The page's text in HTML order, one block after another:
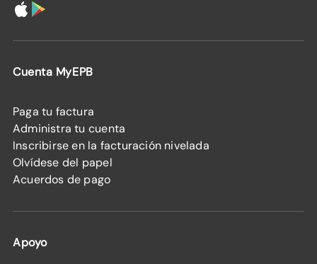
Cuenta MyEPB
Paga tu factura
Administra tu cuenta
Inscribirse en la facturación nivelada
Olvídese del papel
Acuerdos de pago
Apoyo